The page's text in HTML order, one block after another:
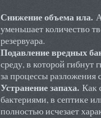
Снижение объема ила.
уменьшает количество
резервуара.
Подавление вредных
среду, в которой гибнут
за процессы разложения
Устранение запаха. Как
бактериями, в септике
полностью исчезает